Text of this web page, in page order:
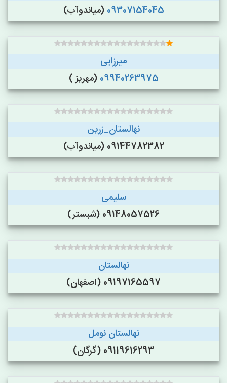
09307154045 (میاندوآب)
میرزایی
09940263975 (مهریز )
نهالستان_زرین
09144782382 (میاندوآب)
سلیمی
09148057526 (شبستر)
نهالستان
09197165597 (اصفهان)
نهالستان نومل
09119616293 (گرگان)